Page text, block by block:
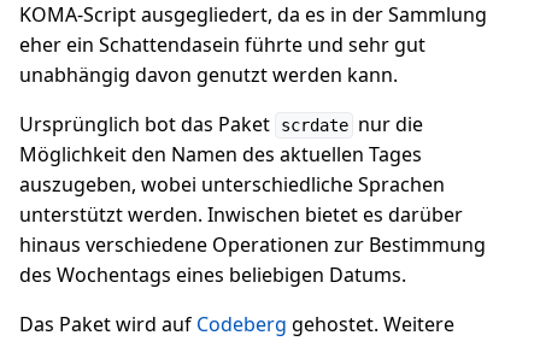
KOMA-Script ausgegliedert, da es in der Sammlung
eher ein Schattendasein führte und sehr gut
unabhängig davon genutzt werden kann.
Ursprünglich bot das Paket
scrdate nur die
Möglichkeit den Namen des aktuellen Tages
auszugeben, wobei unterschiedliche Sprachen
unterstützt werden. Inwischen bietet es darüber
hinaus verschiedene Operationen zur Bestimmung
des Wochentags eines beliebigen Datums.
Das Paket wird auf Codeberg gehostet. Weitere